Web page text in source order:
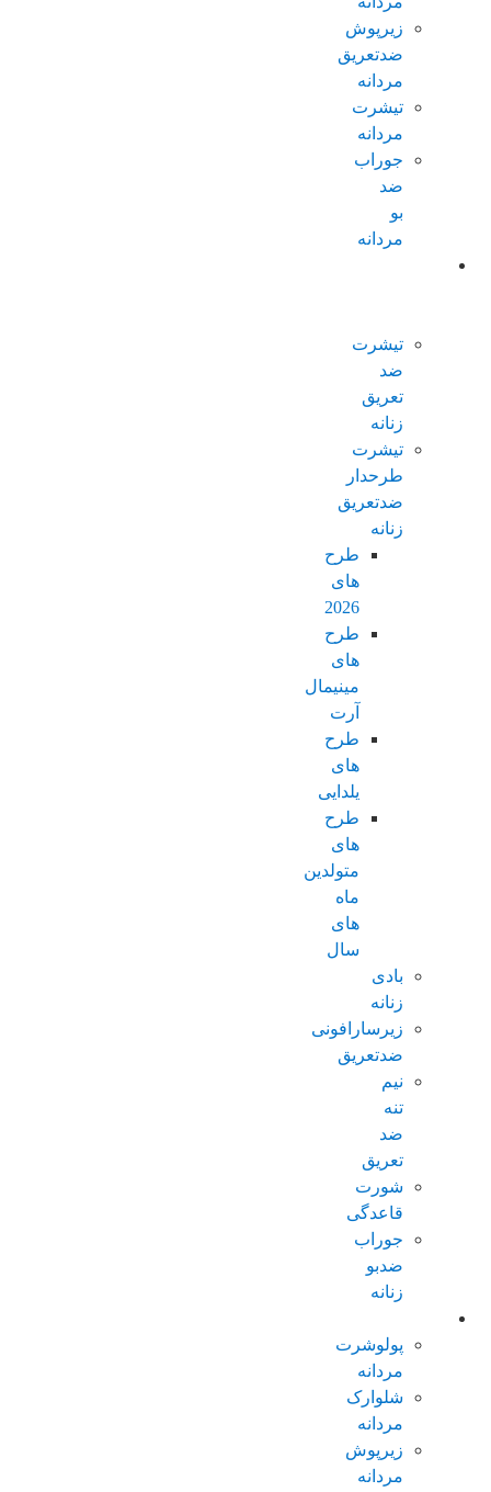
زیرپوش
ضدتعریق
مردانه
تیشرت
مردانه
جوراب
ضد
بو
مردانه
تیشرت
ضد
تعریق
زنانه
تیشرت
طرحدار
ضدتعریق
زنانه
طرح
های
2026
طرح
های
مینیمال
آرت
طرح
های
یلدایی
طرح
های
متولدین
ماه
های
سال
بادی
زنانه
زیرسارافونی
ضدتعریق
نیم
تنه
ضد
تعریق
شورت
قاعدگی
جوراب
ضدبو
زنانه
پولوشرت
مردانه
شلوارک
مردانه
زیرپوش
مردانه